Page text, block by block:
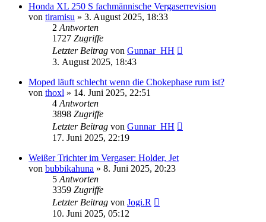
Honda XL 250 S fachmännische Vergaserrevision
von tiramisu » 3. August 2025, 18:33
2 Antworten
1727 Zugriffe
Letzter Beitrag von Gunnar_HH
3. August 2025, 18:43
Moped läuft schlecht wenn die Chokephase rum ist?
von thoxl » 14. Juni 2025, 22:51
4 Antworten
3898 Zugriffe
Letzter Beitrag von Gunnar_HH
17. Juni 2025, 22:19
Weißer Trichter im Vergaser: Holder, Jet
von bubbikahuna » 8. Juni 2025, 20:23
5 Antworten
3359 Zugriffe
Letzter Beitrag von Jogi.R
10. Juni 2025, 05:12